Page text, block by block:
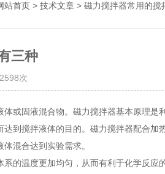
站首页 > 技术文章 > 磁力搅拌器常用的搅
三种
次
或固液混合物。磁力搅拌器基本原理是
到搅拌液体的目的。磁力搅拌器配合加
混合达到实验需求。
的温度更加均匀，从而有利于化学反应